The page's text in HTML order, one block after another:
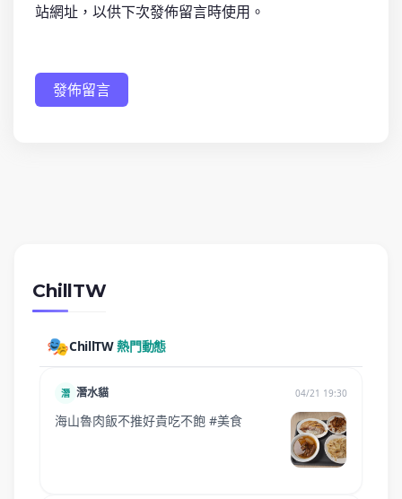
站網址，以供下次發佈留言時使用。
發佈留言
ChillTW